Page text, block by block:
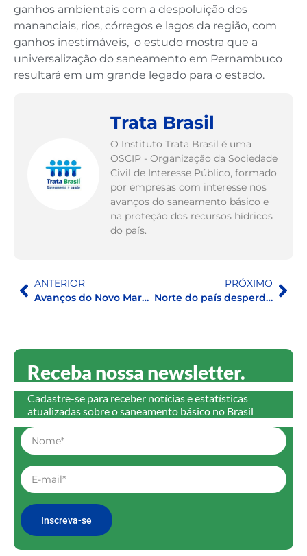
ganhos ambientais com a despoluição dos
mananciais, rios, córregos e lagos da região, com
ganhos inestimáveis, o estudo mostra que a
universalização do saneamento em Pernambuco
resultará em um grande legado para o estado.
Trata Brasil
O Instituto Trata Brasil é uma
OSCIP - Organização da Sociedade
Civil de Interesse Público, formado
por empresas com interesse nos
avanços do saneamento básico e
na proteção dos recursos hídricos
do país.
ANTERIOR
Avanços do Novo Marco Legal do Saneamento Básico no Brasil – 2022
PRÓXIMO
Norte do país desperdiça mais da metade da água produzida nos sistemas de distribuição
Receba nossa newsletter.
Cadastre-se para receber notícias e estatísticas
atualizadas sobre o saneamento básico no Brasil
Inscreva-se